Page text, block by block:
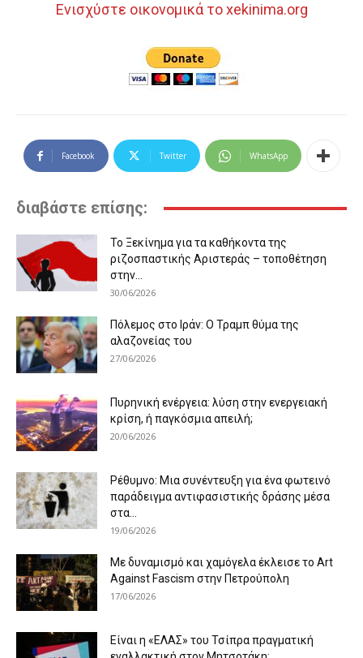
Ενισχύστε οικονομικά το xekinima.org
Facebook Twitter WhatsApp
διαβάστε επίσης:
Το Ξεκίνημα για τα καθήκοντα της
ριζοσπαστικής Αριστεράς – τοποθέτηση
στην...
30/06/2026
Πόλεμος στο Ιράν: Ο Τραμπ θύμα της
αλαζονείας του
27/06/2026
Πυρηνική ενέργεια: λύση στην ενεργειακή
κρίση, ή παγκόσμια απειλή;
20/06/2026
Ρέθυμνο: Μια συνέντευξη για ένα φωτεινό
παράδειγμα αντιφασιστικής δράσης μέσα
στα...
19/06/2026
Με δυναμισμό και χαμόγελα έκλεισε το Art
Against Fascism στην Πετρούπολη
17/06/2026
Είναι η «ΕΛΑΣ» του Τσίπρα πραγματική